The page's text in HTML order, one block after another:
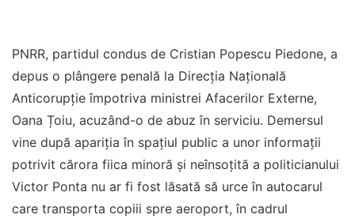
PNRR, partidul condus de Cristian Popescu Piedone, a
depus o plângere penală la Direcția Națională
Anticorupție împotriva ministrei Afacerilor Externe,
Oana Țoiu, acuzând-o de abuz în serviciu. Demersul
vine după apariția în spațiul public a unor informații
potrivit cărora fiica minoră și neînsoțită a politicianului
Victor Ponta nu ar fi fost lăsată să urce în autocarul
care transporta copiii spre aeroport, în cadrul